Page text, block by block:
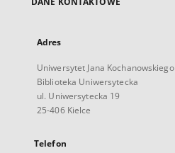
Adres
Uniwersytet Jana Kochanowskiego
Biblioteka Uniwersytecka
ul. Uniwersytecka 19
25-406 Kielce
Telefon